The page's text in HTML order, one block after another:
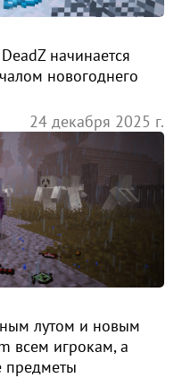
начинается
новогоднего
24 декабря 2025 г.
лутом и новым
всем игрокам, а
предметы